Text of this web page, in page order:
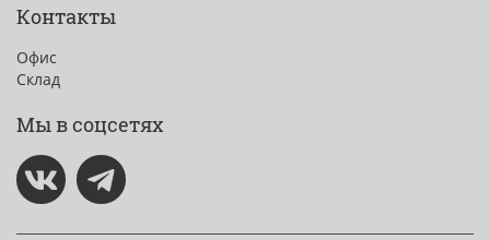
Контакты
Офис
Склад
Мы в соцсетях